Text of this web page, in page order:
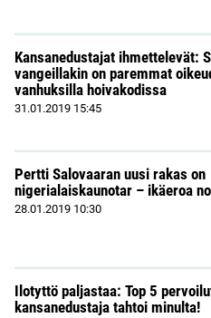
Kansanedustajat ihmettelevät:
vangeillakin on paremmat
vanhuksilla hoivakodissa
31.01.2019 15:45
Pertti Salovaaran uusi rakas on
nigerialaiskaunotar – ikäeroa
28.01.2019 10:30
Ilotyttö paljastaa: Top 5
kansanedustaja tahtoi minulta!